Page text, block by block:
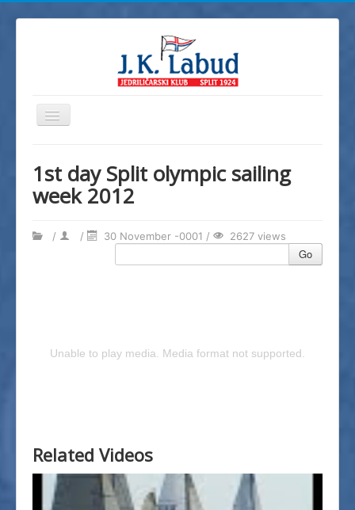
Toggle
Novosti
Regate
Škola jedrenja
Splitski Festival Jedrenja
1st day Split olympic sailing
week 2012
/ / 30 November -0001 / 2627 views
Go
Unable to play media. Media format not supported.
Related Videos